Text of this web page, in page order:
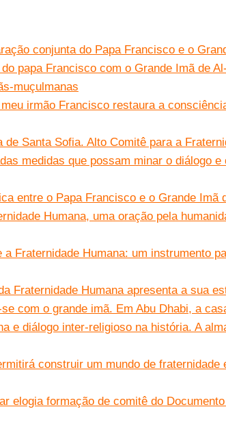
conjunta do Papa Francisco e o
papa Francisco com o Grande Imã de
muçulmanas
irmão Francisco restaura a
de Santa Sofia. Alto Comitê para a
medidas que possam minar o diálogo
entre o Papa Francisco e o Grande Imã
Humana, uma oração pela
a Fraternidade Humana: um instrumento
Fraternidade Humana apresenta a sua
com o grande imã. Em Abu Dhabi, a
e diálogo inter-religioso na história. A
construir um mundo de fraternidade
elogia formação de comitê do